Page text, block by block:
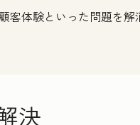
客体験といった問題を
決